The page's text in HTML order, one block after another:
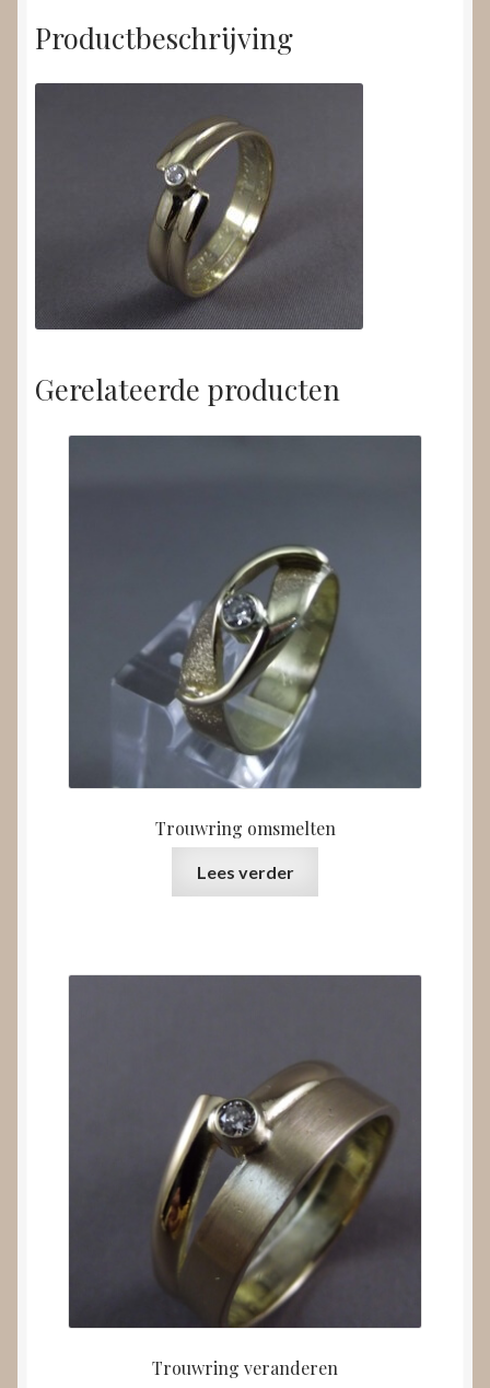
Productbeschrijving
Gerelateerde producten
Trouwring omsmelten
Lees verder
Trouwring veranderen